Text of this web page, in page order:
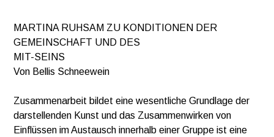
MARTINA RUHSAM ZU KONDITIONEN DER
GEMEINSCHAFT UND DES
MIT-SEINS
Von Bellis Schneewein
Zusammenarbeit bildet eine wesentliche Grundlage der
darstellenden Kunst und das Zusammenwirken von
Einflüssen im Austausch innerhalb einer Gruppe ist eine